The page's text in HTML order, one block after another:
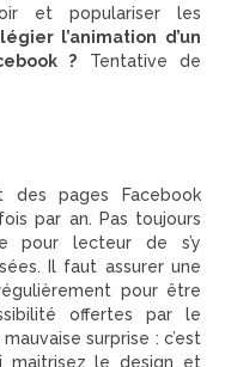
et populariser les
l’animation d’un
? Tentative de
pages Facebook
par an. Pas toujours
pour lecteur de s’y
Il faut assurer une
pour être
offertes par le
surprise : c’est
le design et